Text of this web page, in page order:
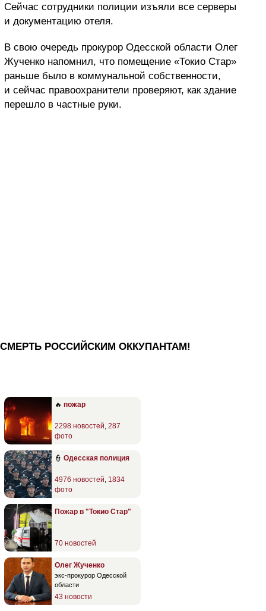
Сейчас сотрудники полиции изъяли все серверы
и документацию отеля.
В свою очередь прокурор Одесской области Олег
Жученко напомнил, что помещение «Токио Стар»
раньше было в коммунальной собственности,
и сейчас правоохранители проверяют, как здание
перешло в частные руки.
СМЕРТЬ РОССИЙСКИМ ОККУПАНТАМ!
🔥 пожар
2298 новостей 287
фото
👮 Одесская полиция
4976 новостей 1834
фото
Пожар в "Токио Стар"
70 новостей
Олег Жученко
экс-прокурор Одесской
области
43 новости